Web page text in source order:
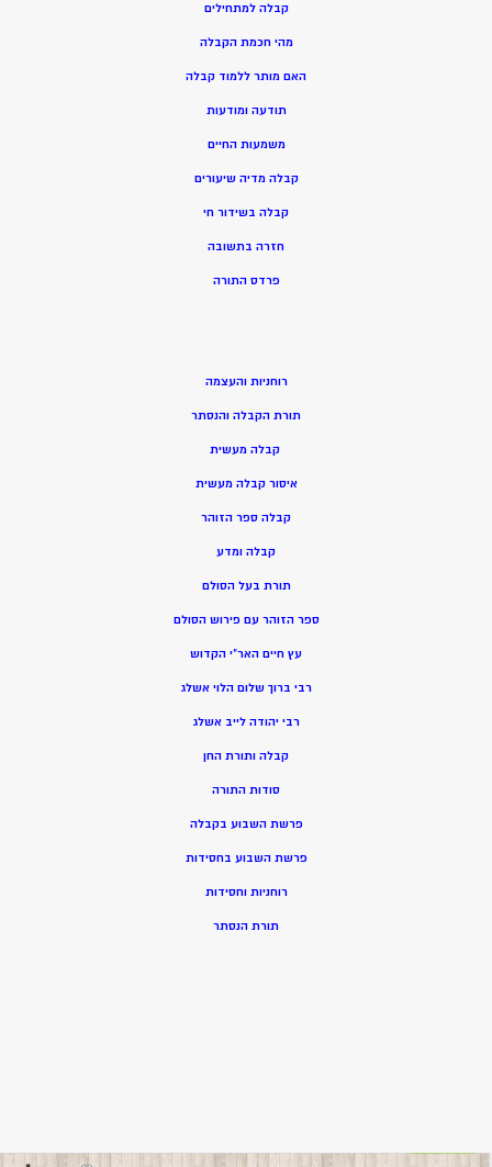
קבלה למתחילים
מהי חכמת הקבלה
האם מותר ללמוד קבלה
תודעה ומודעות
משמעות החיים
קבלה מדיה שיעורים
קבלה בשידור חי
חזרה בתשובה
פרדס התורה
רוחניות והעצמה
תורת הקבלה והנסתר
קבלה מעשית
איסור קבלה מעשית
קבלה ספר הזוהר
קבלה ומדע
תורת בעל הסולם
ספר הזוהר עם פירוש הסולם
עץ חיים האר”י הקדוש
רבי ברוך שלום הלוי אשלג
רבי יהודה לייב אשלג
קבלה ותורת החן
סודות התורה
פרשת השבוע בקבלה
פרשת השבוע בחסידות
רוחניות וחסידות
תורת הנסתר